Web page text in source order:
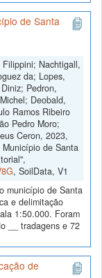
de Santa
Nachtigall,
da; Lopes,
Pedron,
Deobald,
Ramos Ribeiro
Pedro Moro;
Ceron, 2023,
de Santa
, SoilData, V1
município de Santa
e delimitação
1:50.000. Foram
__ tradagens e 72
de